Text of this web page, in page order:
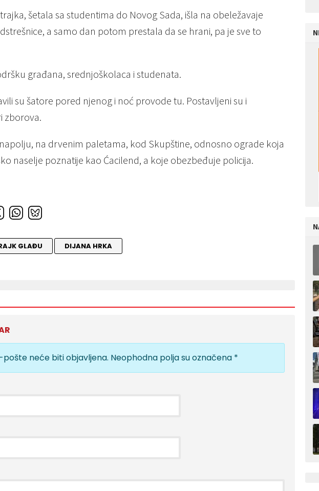
šetala sa studentima do Novog Sada, išla na obeležavaje
a samo dan potom prestala da se hrani, pa je sve to
građana, srednjoškolaca i studenata.
su šatore pored njenog i noć provode tu. Postavljeni su i
zborova.
na drvenim paletama, kod Skupštine, odnosno ograde koja
naselje poznatije kao Ćacilend, a koje obezbeđuje policija.
GLAĐU DIJANA HRKA
neće biti objavljena. Neophodna polja su označena *